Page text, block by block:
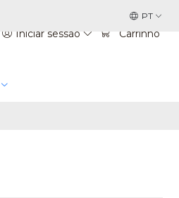
Iniciar sessão Carrinho
PT